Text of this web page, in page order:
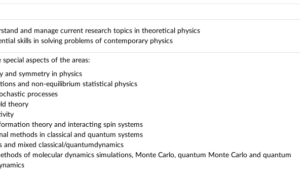
and manage current research topics in theoretical physics
skills in solving problems of contemporary physics
special aspects of the areas:
and symmetry in physics
and non-equilibrium statistical physics
processes
theory
theory and interacting spin systems
methods in classical and quantum systems
and mixed classical/quantumdynamics
of molecular dynamics simulations, Monte Carlo, quantum Monte Carlo and quantum